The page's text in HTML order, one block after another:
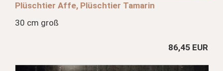
Plüschtier Affe, Plüschtier Tamarin
30 cm groß
86,45 EUR